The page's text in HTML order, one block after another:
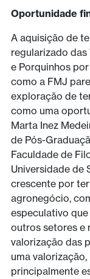
Oportunidade
A aquisição de
regularizado das
e Porquinhos
como a FMJ
exploração de
como uma
Marta Inez
de Pós-
Faculdade de
Universidade de
crescente por
agronegócio,
especulativo
outros setores e
valorização das
uma
principalmente